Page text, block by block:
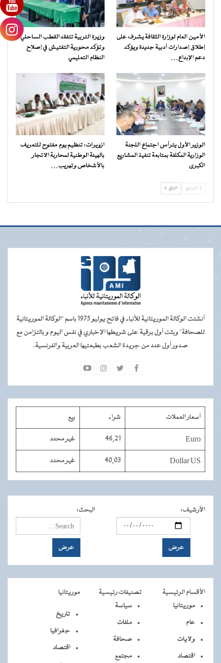
الأمين العام لوزارة الثقافة يشرف على
إطلاق إصدارات أدبية جديدة ويؤكد
دعم الإبداع…
وزيرة التربية تتفقد القطب الساحلي
وتؤكد محورية التفتيش في إصلاح
النظام التعليمي
الوزير الأول يترأس اجتماع اللجنة
الوزارية المكلفة بمتابعة تنفيذ المشاريع
الكبرى
ازويرات: تنظيم يوم مفتوح للتعريف
بالهيئة الوطنية لمحاربة الاتجار
بالأشخاص وتهريب…
السابق التالي
أنشئت الوكالة الموريتانية للأنباء في فاتح يوليو 1975 باسم "الوكالة الموريتانية
للصحافة" وبثت أول برقية على شريطها الإخباري في نفس اليوم و بالتزامن مع
صدور أول عدد من جريدة الشعب بطبعتيها العربية والفرنسية.
أسعار العملات شراء بيع
Euro
46,21 غير محدد
Dollar US
40,03 غير محدد
الأرشيف: البحث:
الأقسام الرئيسية تصنيفات رئيسية
موريتانيا
موريتانيا
عام
ولايات
اقتصاد
سياسة
ملفات
صحافة
مجتمع
تاريخ
جغرافيا
اقتصاد